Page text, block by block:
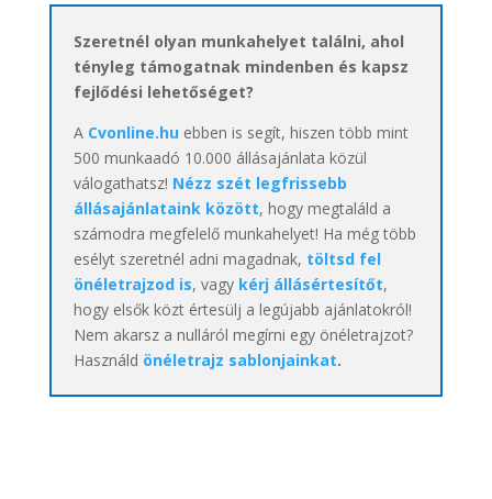
Szeretnél olyan munkahelyet találni, ahol
tényleg támogatnak mindenben és kapsz
fejlődési lehetőséget?
A Cvonline.huebben is segít, hiszen több mint
500 munkaadó 10.000 állásajánlata közül
válogathatsz! Nézz szét legfrissebb
állásajánlataink között, hogy megtaláld a
számodra megfelelő munkahelyet! Ha még több
esélyt szeretnél adni magadnak, töltsd fel
önéletrajzod is, vagy kérj állásértesítőt,
hogy elsők közt értesülj a legújabb ajánlatokról!
Nem akarsz a nulláról megírni egy önéletrajzot?
Használd önéletrajz sablonjainkat.